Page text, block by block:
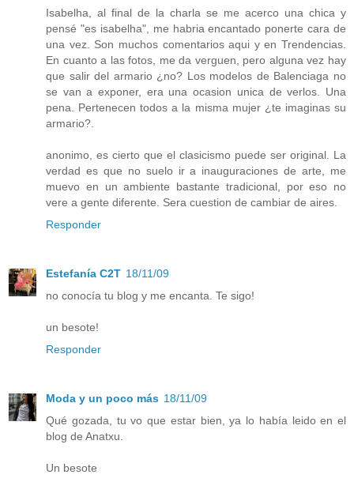
Isabelha, al final de la charla se me acerco una chica y
pensé "es isabelha", me habria encantado ponerte cara de
una vez. Son muchos comentarios aqui y en Trendencias.
En cuanto a las fotos, me da verguen, pero alguna vez hay
que salir del armario ¿no? Los modelos de Balenciaga no
se van a exponer, era una ocasion unica de verlos. Una
pena. Pertenecen todos a la misma mujer ¿te imaginas su
armario?.
anonimo, es cierto que el clasicismo puede ser original. La
verdad es que no suelo ir a inauguraciones de arte, me
muevo en un ambiente bastante tradicional, por eso no
vere a gente diferente. Sera cuestion de cambiar de aires.
Responder
Estefanía C2T 18/11/09
no conocía tu blog y me encanta. Te sigo!
un besote!
Responder
Moda y un poco más 18/11/09
Qué gozada, tu vo que estar bien, ya lo había leido en el
blog de Anatxu.
Un besote